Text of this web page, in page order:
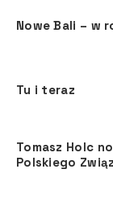
Nowe Bali – w
Tu i teraz
Tomasz Holc
Polskiego